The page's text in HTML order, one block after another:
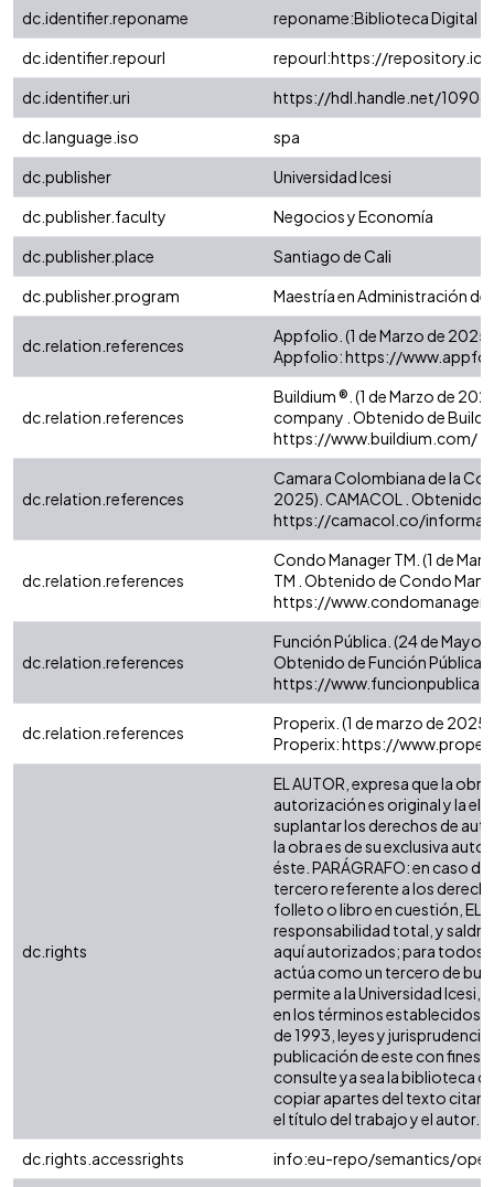
dc.identifier.reponame
reponame:Biblioteca Digital
dc.identifier.repourl
repourl:https://
dc.identifier.uri
https://hdl.handle.net/
dc.language.iso
spa
dc.publisher
Universidad Icesi
dc.publisher.faculty
Negocios y Economía
dc.publisher.place
Santiago de Cali
dc.publisher.program
Maestría en Administración de
dc.relation.references
Appfolio. (1 de Marzo de
Appfolio: https://
dc.relation.references
Buildium ®. (1 de Marzo de
company . Obtenido de
https://www.buildium.com/
dc.relation.references
Camara Colombiana de la
2025). CAMACOL . Obtenido
https://camacol.co/
dc.relation.references
Condo Manager TM. (1 de
TM . Obtenido de Condo
https://
dc.relation.references
Función Pública. (24 de Mayo
Obtenido de Función Pública:
https://
dc.relation.references
Properix. (1 de marzo de
Properix: https://
dc.rights
EL AUTOR, expresa que la
autorización es original y la
suplantar los derechos de
la obra es de su exclusiva
éste. PARÁGRAFO: en caso
tercero referente a los
folleto o libro en cuestión, EL
responsabilidad total, y
aquí autorizados; para todos
actúa como un tercero de
permite a la Universidad Icesi,
en los términos establecidos
de 1993, leyes y
publicación de este con fines
consulte ya sea la biblioteca
copiar apartes del texto
el título del trabajo y el autor.
dc.rights.accessrights
info:eu-repo/semantics/